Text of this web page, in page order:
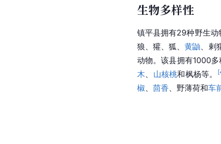
生物多样性
镇平县拥有29种野生
狼、獾、狐、黄鼬 、
动物。该县拥有1000
木
山核桃和枫杨等。 [
椒 茴香 、野薄荷和车